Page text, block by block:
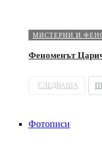
Феноменът
СЛЕДВАЩА
Фотописи